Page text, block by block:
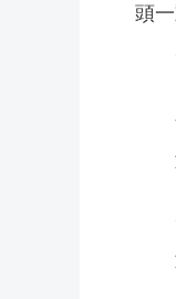
頭
更
之
靳
房
靳